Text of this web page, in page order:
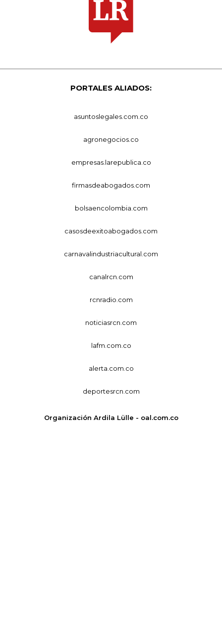
PORTALES ALIADOS:
asuntoslegales.com.co
agronegocios.co
empresas.larepublica.co
firmasdeabogados.com
bolsaencolombia.com
casosdeexitoabogados.com
carnavalindustriacultural.com
canalrcn.com
rcnradio.com
noticiasrcn.com
lafm.com.co
alerta.com.co
deportesrcn.com
Organización Ardila Lülle - oal.com.co